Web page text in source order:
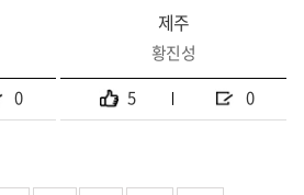
0
제주
황진성
5
0